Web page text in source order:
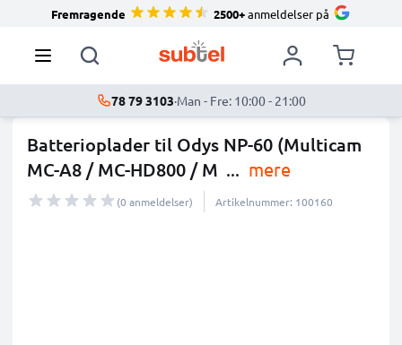
Fremragende 2500+anmeldelser på
78 79 3103·Man - Fre: 10:00 - 21:00
Batterioplader til Odys NP-60 (Multicam
MC-A8 / MC-HD800 / M ... mere
(0 anmeldelser) Artikelnummer: 100160